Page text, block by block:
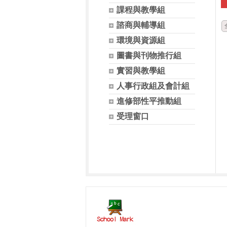
課程與教學組
諮商與輔導組
環境與資源組
圖書與刊物推行組
實習與教學組
人事行政組及會計組
進修部性平推動組
受理窗口